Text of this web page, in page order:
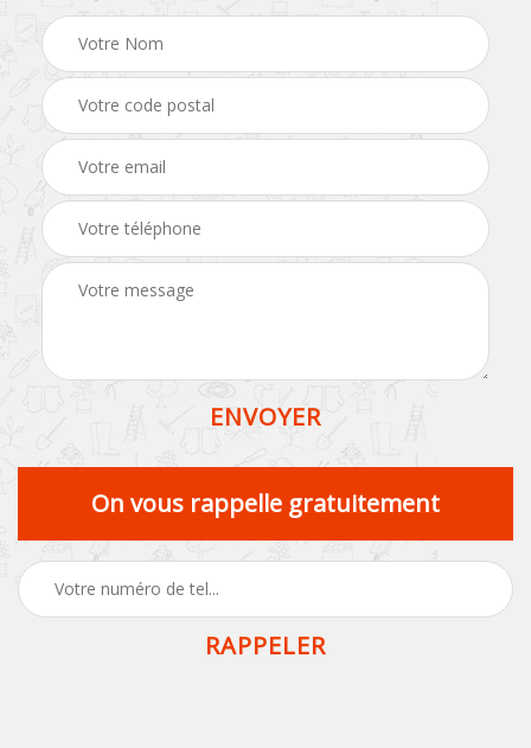
On vous rappelle gratuitement